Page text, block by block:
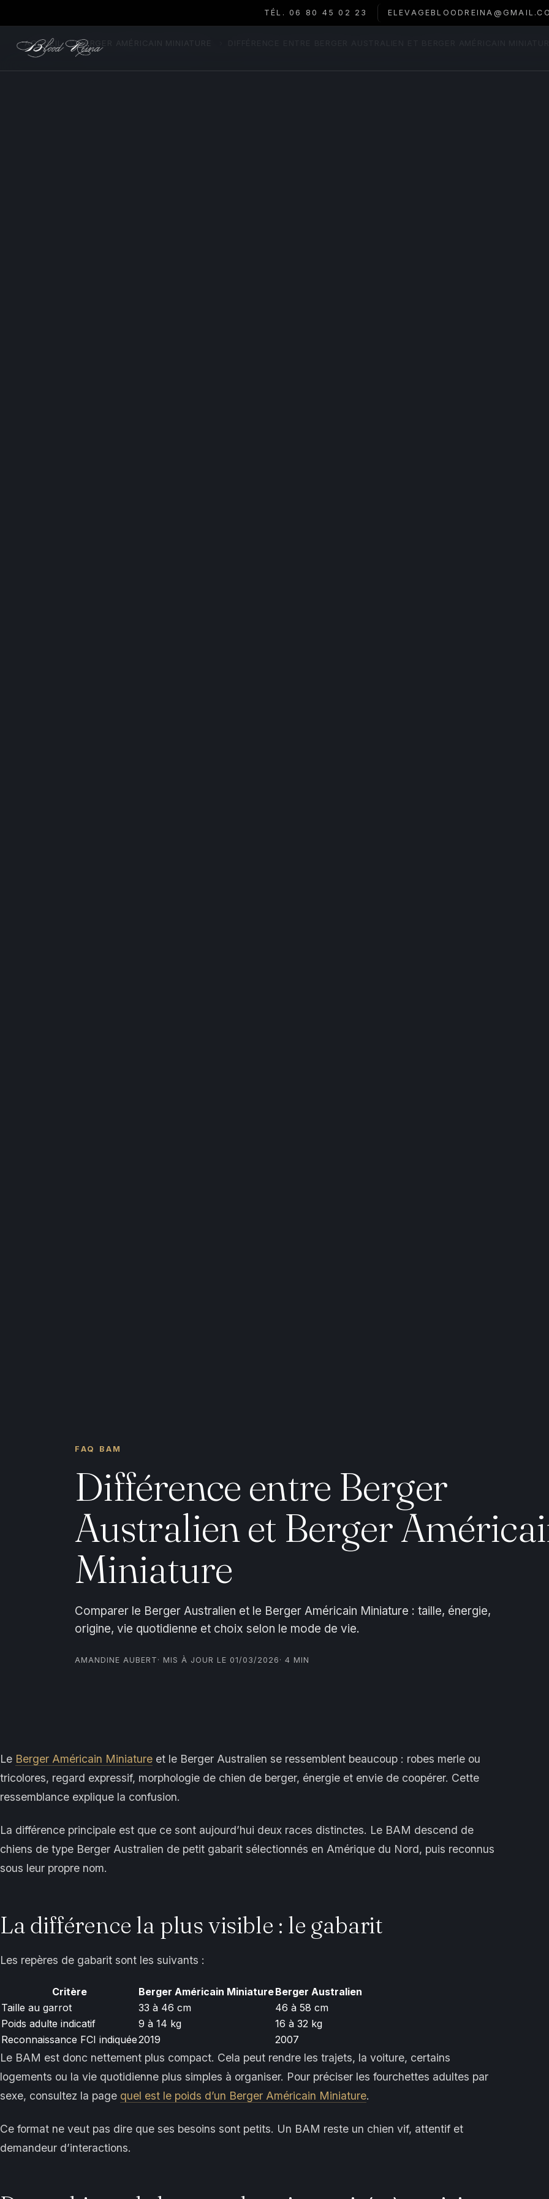
TÉL. 06 80 45 02 23
ACCUEIL › BERGER AMÉRICAIN MINIATURE
FAQ BAM
Différence entre Berger
Australien et Berger
Miniature
Comparer le Berger Australien et le Berger Américain Miniature : taille, énergie,
origine, vie quotidienne et choix selon le mode de vie.
AMANDINE AUBERT · MIS À JOUR LE 01/03/2026 · 4 MIN
Le Berger Américain Miniature et le Berger Australien se ressemblent beaucoup : robes merle ou
tricolores, regard expressif, morphologie de chien de berger, énergie et envie de coopérer. Cette
ressemblance explique la confusion.
La différence principale est que ce sont aujourd’hui deux races distinctes. Le BAM descend de
chiens de type Berger Australien de petit gabarit sélectionnés en Amérique du Nord, puis reconnus
sous leur propre nom.
La différence la plus visible : le gabarit
Les repères de gabarit sont les suivants :
Critère Berger Américain MiniatureBerger Australien
Taille au garrot
33 à 46 cm
46 à 58 cm
Poids adulte indicatif
9 à 14 kg
16 à 32 kg
Reconnaissance FCI indiquée2019 2007
Le BAM est donc nettement plus compact. Cela peut rendre les trajets, la voiture, certains
logements ou la vie quotidienne plus simples à organiser. Pour préciser les fourchettes adultes par
sexe, consultez la page quel est le poids d’un Berger Américain Miniature.
Ce format ne veut pas dire que ses besoins sont petits. Un BAM reste un chien vif, attentif et
demandeur d’interactions.